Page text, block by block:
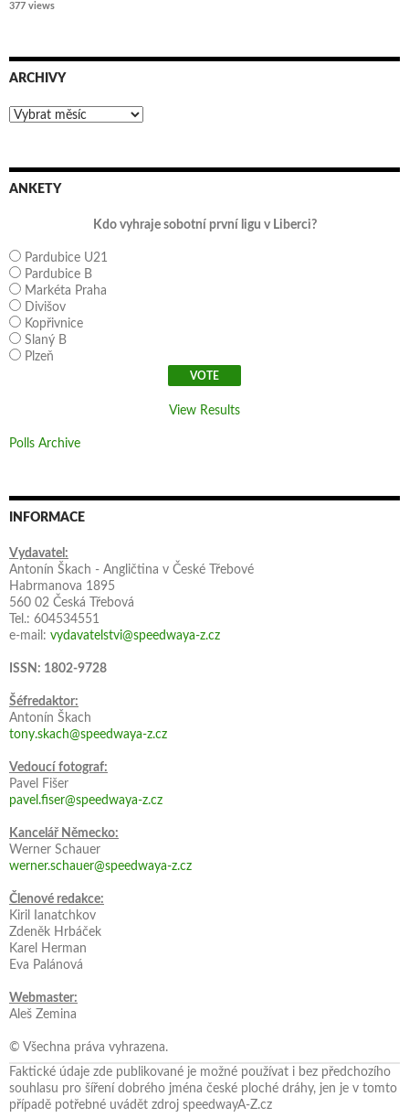
377 views
ARCHIVY
Archivy
ANKETY
Kdo vyhraje sobotní první ligu v Liberci?
Pardubice U21
Pardubice B
Markéta Praha
Divišov
Kopřivnice
Slaný B
Plzeň
View Results
Polls Archive
INFORMACE
Vydavatel:
Antonín Škach - Angličtina v České Třebové
Habrmanova 1895
560 02 Česká Třebová
Tel.: 604534551
e-mail: vydavatelstvi@speedwaya-z.cz
ISSN: 1802-9728
Šéfredaktor:
Antonín Škach
tony.skach@speedwaya-z.cz
Vedoucí fotograf:
Pavel Fišer
pavel.fiser@speedwaya-z.cz
Kancelář Německo:
Werner Schauer
werner.schauer@speedwaya-z.cz
Členové redakce:
Kiril Ianatchkov
Zdeněk Hrbáček
Karel Herman
Eva Palánová
Webmaster:
Aleš Zemina
© Všechna práva vyhrazena.
Faktické údaje zde publikované je možné používat i bez předchozího
souhlasu pro šíření dobrého jména české ploché dráhy, jen je v tomto
případě potřebné uvádět zdroj speedwayA-Z.cz